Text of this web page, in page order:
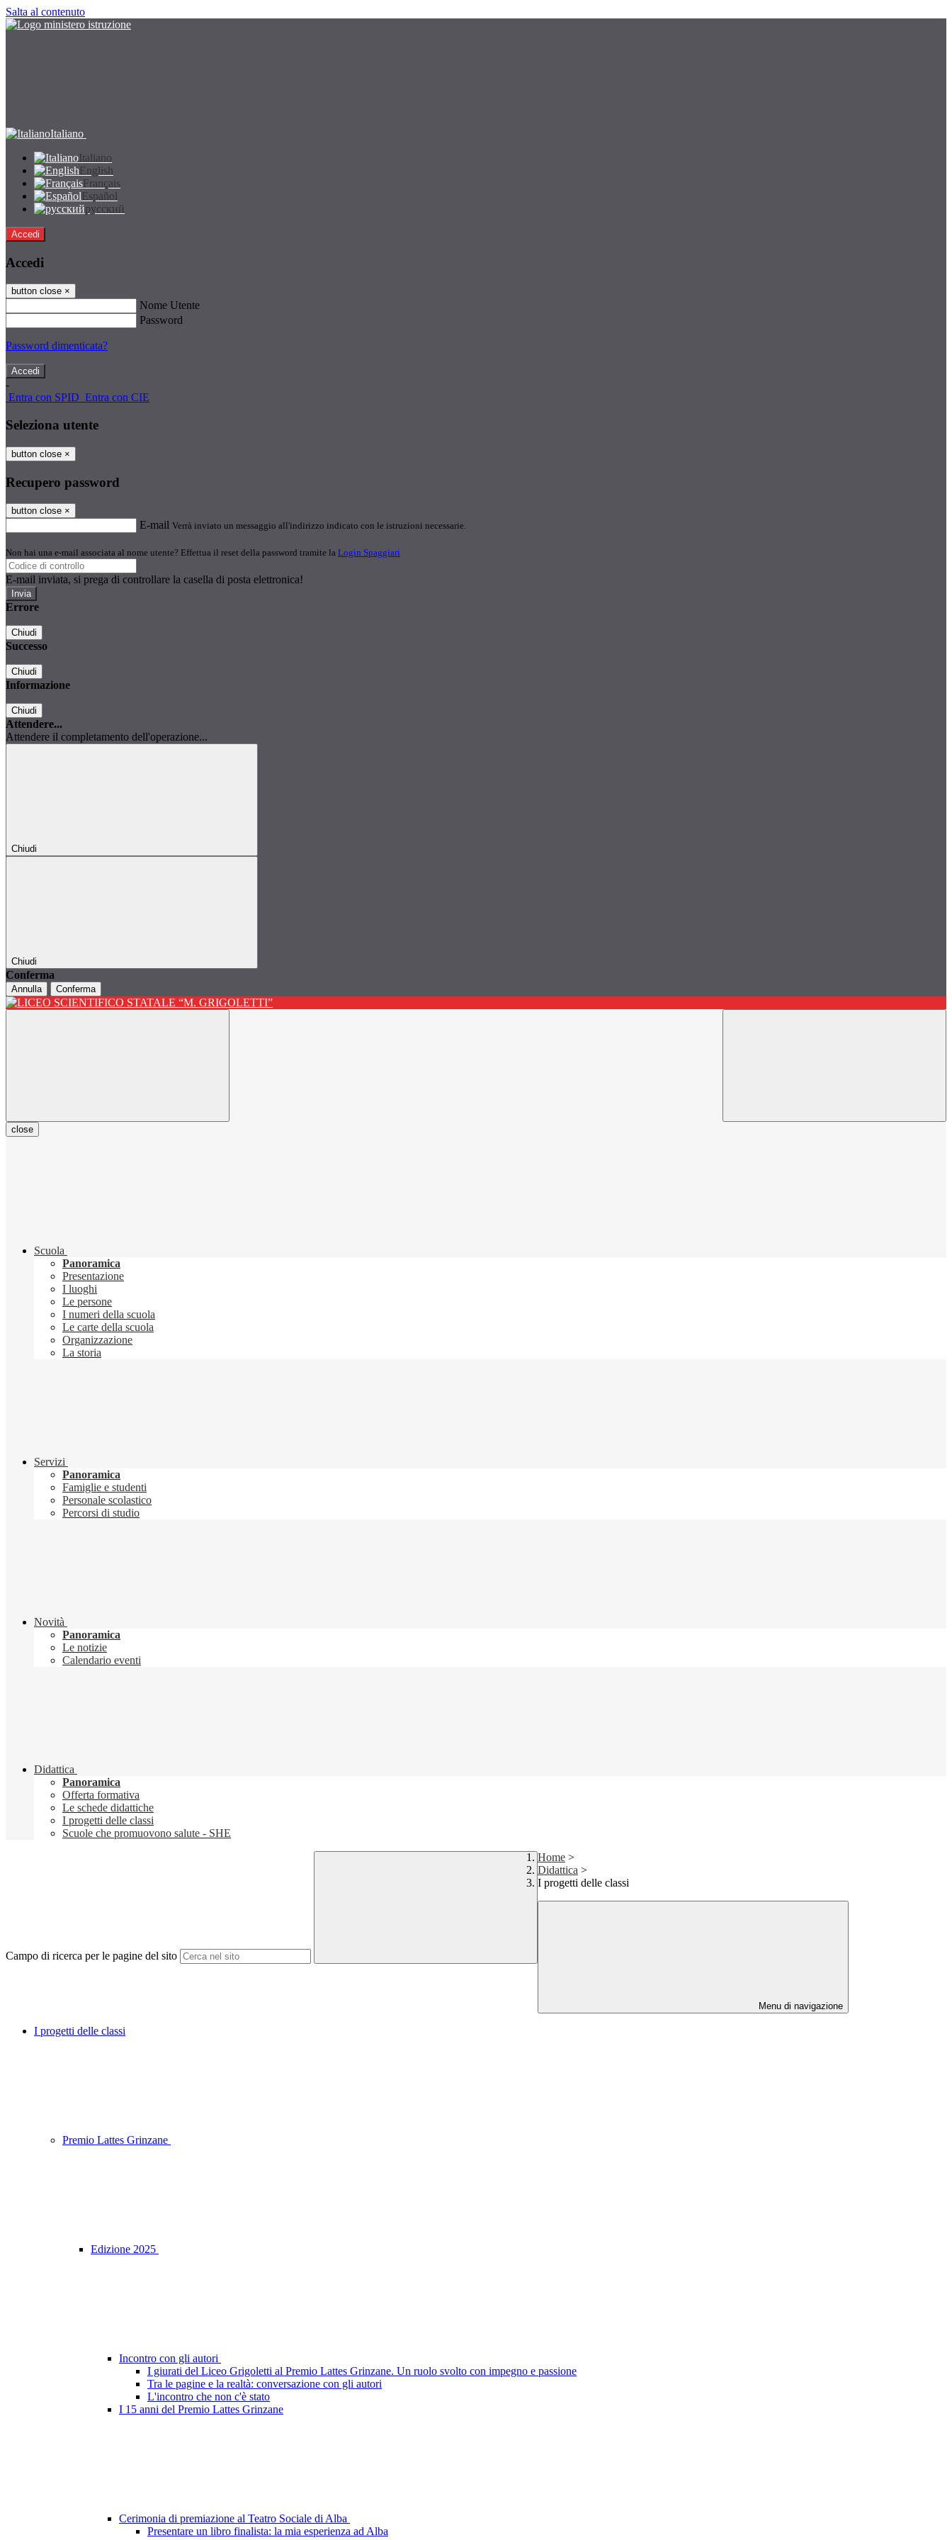
Salta al contenuto
Italiano
Italiano
English
Français
Español
русский
Accedi
Accedi
button close ×
Nome Utente
Password
Password dimenticata?
-
Entra con SPID Entra con CIE
Seleziona utente
button close ×
Recupero password
button close ×
E-mail Verrà inviato un messaggio all'indirizzo indicato con le istruzioni necessarie.
Non hai una e-mail associata al nome utente? Effettua il reset della password tramite la Login Spaggiari
E-mail inviata, si prega di controllare la casella di posta elettronica!
Errore
Chiudi
Successo
Chiudi
Informazione
Chiudi
Attendere...
Attendere il completamento dell'operazione...
Chiudi
Chiudi
Conferma
Annulla Conferma
close
Scuola
Panoramica
Presentazione
I luoghi
Le persone
I numeri della scuola
Le carte della scuola
Organizzazione
La storia
Servizi
Panoramica
Famiglie e studenti
Personale scolastico
Percorsi di studio
Novità
Panoramica
Le notizie
Calendario eventi
Didattica
Panoramica
Offerta formativa
Le schede didattiche
I progetti delle classi
Scuole che promuovono salute - SHE
Campo di ricerca per le pagine del sito
Home >
Didattica >
I progetti delle classi
Menu di navigazione
I progetti delle classi
Premio Lattes Grinzane
Edizione 2025
Incontro con gli autori
I giurati del Liceo Grigoletti al Premio Lattes Grinzane. Un ruolo svolto con impegno e passione
Tra le pagine e la realtà: conversazione con gli autori
L'incontro che non c'è stato
I 15 anni del Premio Lattes Grinzane
Cerimonia di premiazione al Teatro Sociale di Alba
Presentare un libro finalista: la mia esperienza ad Alba